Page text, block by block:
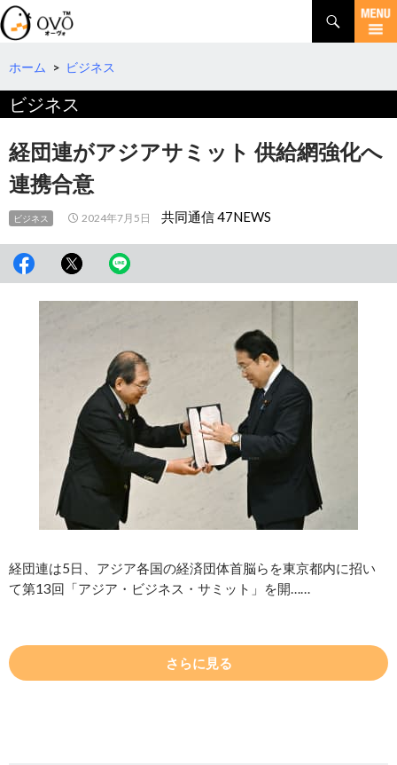
検
索
コ
テ
へ
動
ホーム > ビジネス
ビジネス
経団連がアジアサミット 供給網強化へ
連携合意
ビジネス 2024年7月5日 共同通信 47NEWS
経団連は5日、アジア各国の経済団体首脳らを東京都内に招い
て第13回「アジア・ビジネス・サミット」を開……
さらに見る